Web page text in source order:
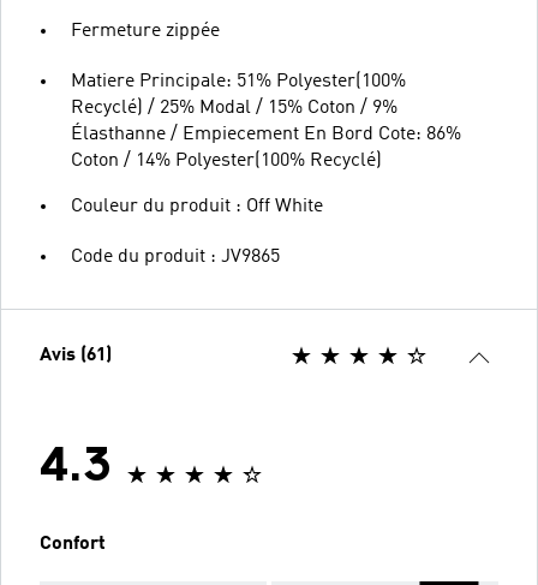
Fermeture zippée
Matiere Principale: 51% Polyester(100%
Recyclé) / 25% Modal / 15% Coton / 9%
Élasthanne / Empiecement En Bord Cote: 86%
Coton / 14% Polyester(100% Recyclé)
Couleur du produit : Off White
Code du produit : JV9865
Avis (61)
4.3
Confort